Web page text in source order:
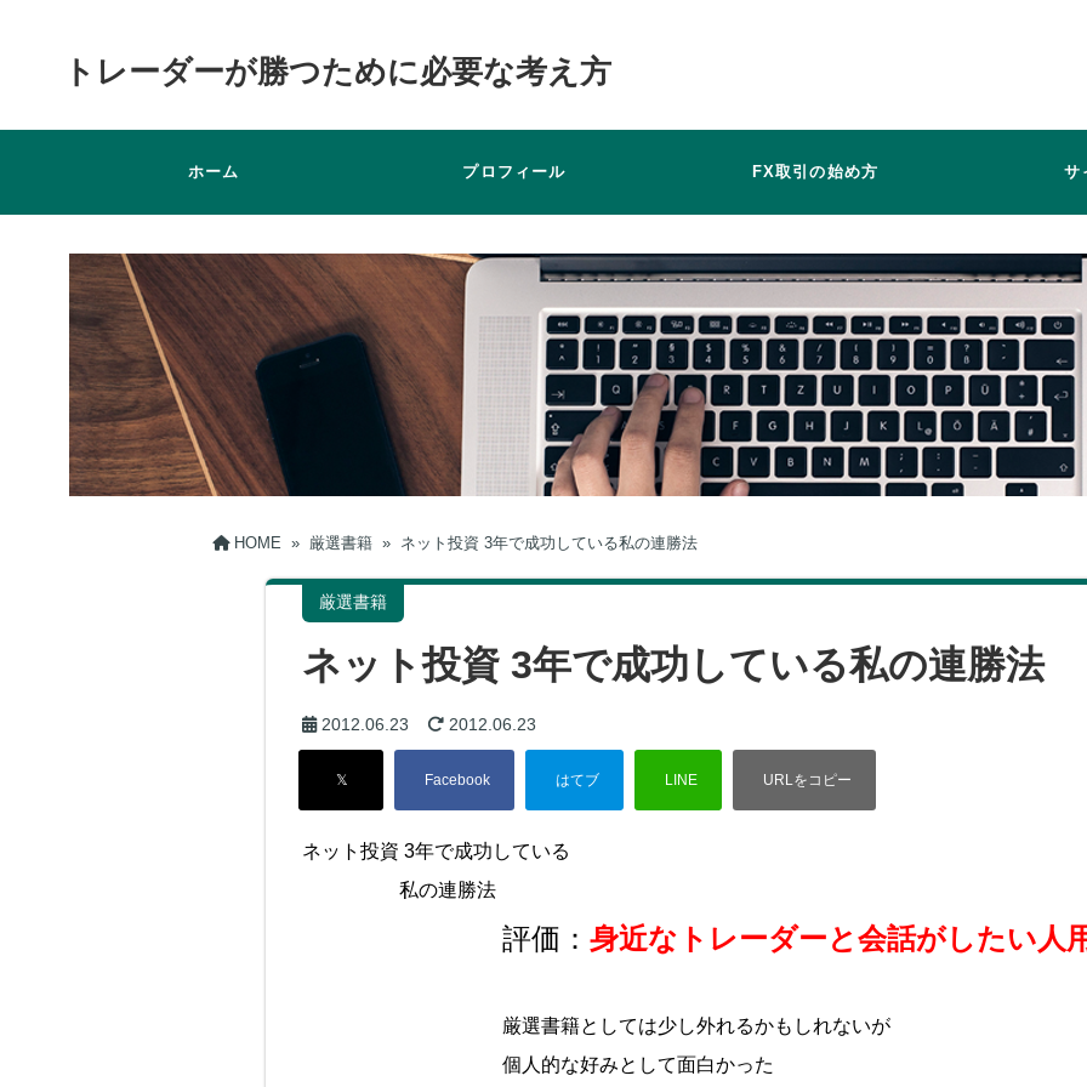
トレーダーが勝つために必要な考え方
ホーム プロフィール FX取引の始め方 サ
HOME » 厳選書籍 » ネット投資 3年で成功している私の連勝法
厳選書籍
ネット投資 3年で成功している私の連勝法
2012.06.23 2012.06.23
ネット投資 3年で成功している
私の連勝法
評価： 身近なトレーダーと会話がしたい人
厳選書籍としては少し外れるかもしれないが
個人的な好みとして面白かった